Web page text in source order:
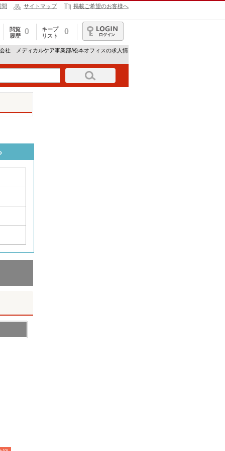
問 サイトマップ 掲載ご希望のお客様へ
閲覧
履歴
0
キープ
リスト
0
ログイン
社 メディカルケア事業部/松本オフィスの求人情